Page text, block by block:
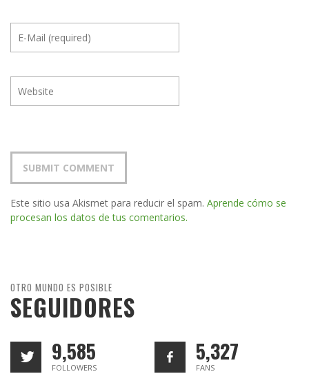
Este sitio usa Akismet para reducir el spam. Aprende cómo se
procesan los datos de tus comentarios.
OTRO MUNDO ES POSIBLE
SEGUIDORES
9,585
FOLLOWERS
5,327
FANS